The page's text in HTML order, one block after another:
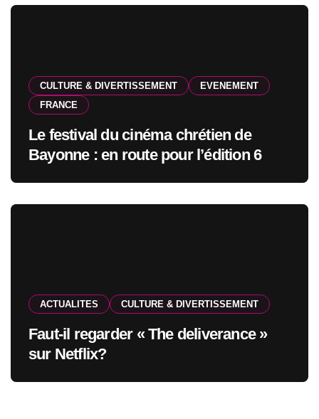
CULTURE & DIVERTISSEMENT
EVENEMENT
FRANCE
Le festival du cinéma chrétien de
Bayonne : en route pour l’édition 6
ACTUALITES CULTURE & DIVERTISSEMENT
Faut-il regarder « The deliverance »
sur Netflix?